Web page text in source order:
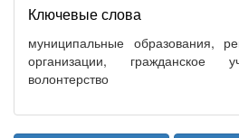
Ключевые слова
муниципальные образования,
организации, гражданское
волонтерство